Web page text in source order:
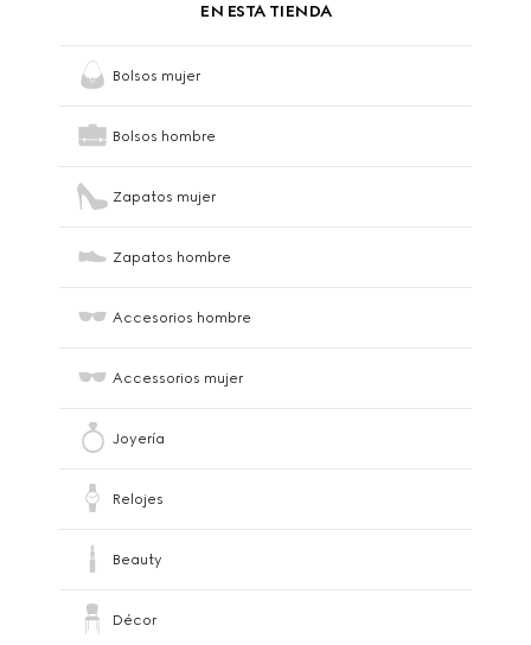
EN ESTA TIENDA
Bolsos mujer
Bolsos hombre
Zapatos mujer
Zapatos hombre
Accesorios hombre
Accessorios mujer
Joyería
Relojes
Beauty
Décor